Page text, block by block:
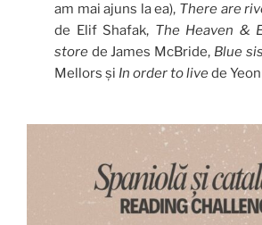
am mai ajuns la ea), There are
de Elif Shafak, The Heaven &
store de James McBride, Blue
Mellors și In order to livede